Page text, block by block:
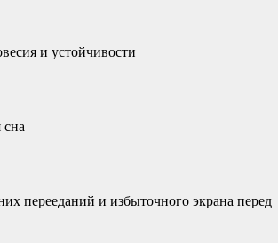
и устойчивости
сна
перееданий и избыточного экрана перед